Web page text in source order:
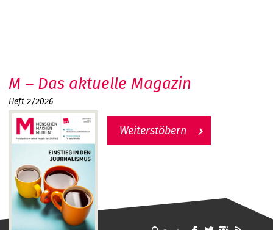
M – Das aktuelle Magazin
Heft 2/2026
Weiterstöbern